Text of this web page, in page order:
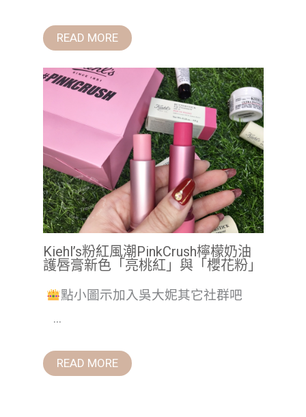
READ MORE
Kiehl’s粉紅風潮PinkCrush檸檬奶油
護唇膏新色「亮桃紅」與「櫻花粉」
點小圖示加入吳大妮其它社群吧
...
READ MORE